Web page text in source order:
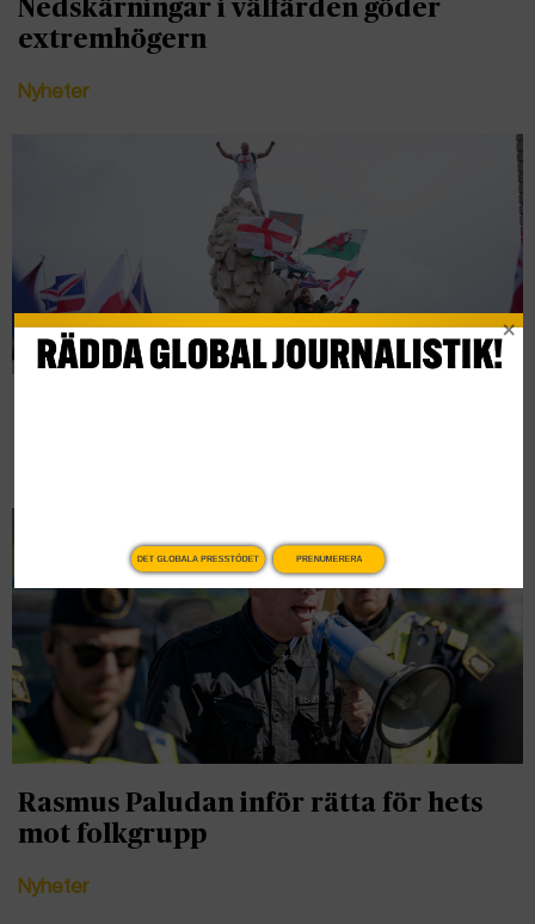
Nedskärningar i välfärden göder
extremhögern
Nyheter
Rasmus Paludan inför rätta för hets
mot folkgrupp
Nyheter
DET GLOBALA PRESSTÖDET PRENUMERERA